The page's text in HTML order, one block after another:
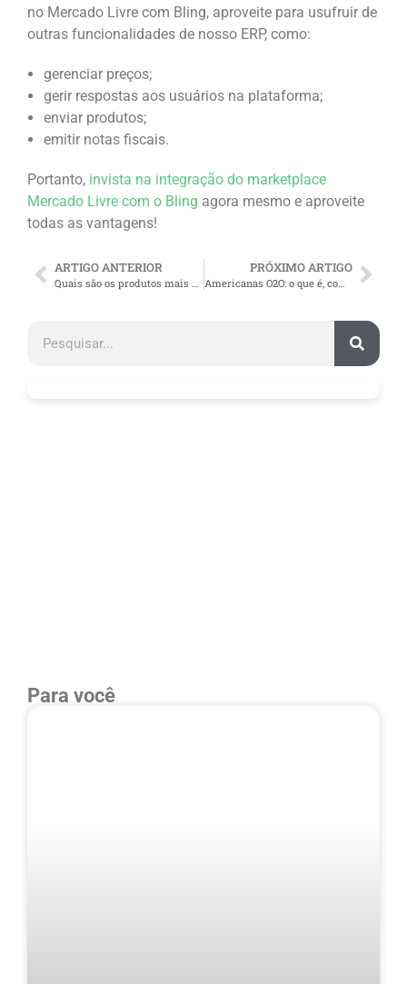
no Mercado Livre com Bling, aproveite para usufruir de
outras funcionalidades de nosso ERP, como:
gerenciar preços;
gerir respostas aos usuários na plataforma;
enviar produtos;
emitir notas fiscais.
Portanto, invista na integração do marketplace
Mercado Livre com o Bling agora mesmo e aproveite
todas as vantagens!
ARTIGO ANTERIOR PRÓXIMO ARTIGO
Americanas O2O: o que é, como usar e como integrar ao Bling?
Para você